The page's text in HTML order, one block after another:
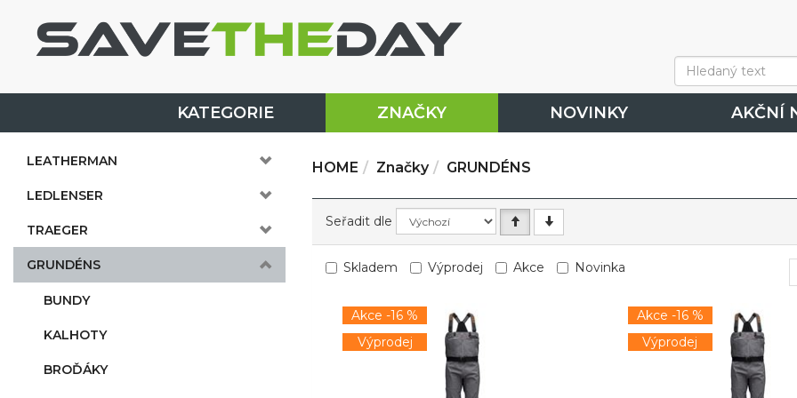
KATEGORIE ZNAČKY NOVINKY AKČNÍ
LEATHERMAN
LEDLENSER
TRAEGER
GRUNDÉNS
BUNDY
KALHOTY
BROĎÁKY
HOME Značky GRUNDÉNS
Seřadit dle
Skladem Výprodej Akce Novinka
Akce -16 %
Výprodej
Akce -16 %
Výprodej